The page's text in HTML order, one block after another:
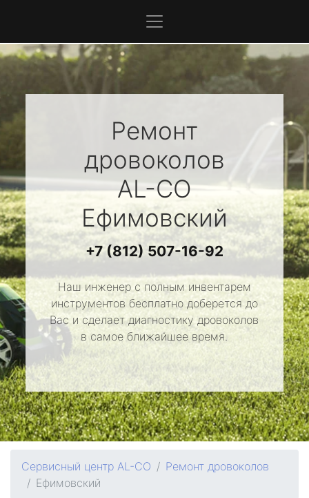
Ремонт
дровоколов
AL-CO
Ефимовский
+7 (812) 507-16-92
Наш инженер с полным инвентарем
инструментов бесплатно доберется до
Вас и сделает диагностику дровоколов
в самое ближайшее время.
Сервисный центр AL-CO
Ремонт дровоколов
Ефимовский